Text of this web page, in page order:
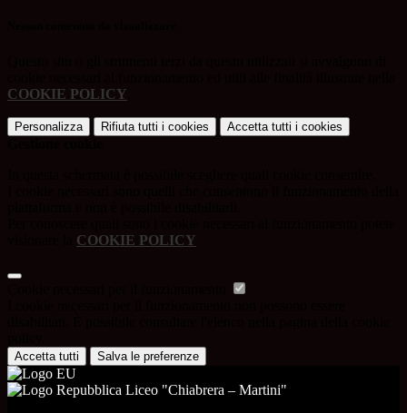
COOKIE POLICY
Personalizza Rifiuta tutti i cookies Accetta tutti i cookies
COOKIE POLICY
Accetta tutti Salva le preferenze
Liceo "Chiabrera – Martini"